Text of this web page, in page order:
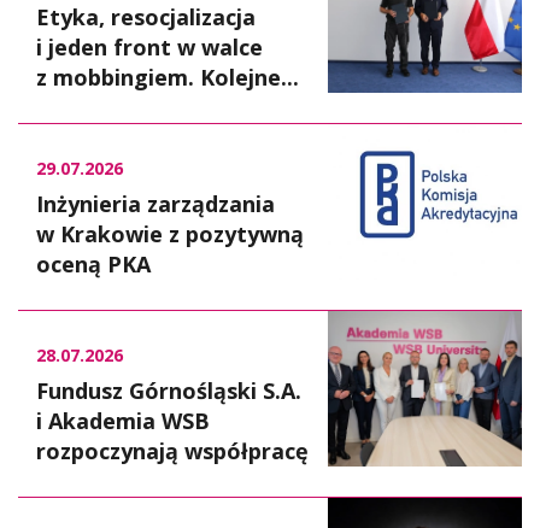
Etyka, resocjalizacja
i jeden front w walce
z mobbingiem. Kolejne...
29.07.2026
Inżynieria zarządzania
w Krakowie z pozytywną
oceną PKA
28.07.2026
Fundusz Górnośląski S.A.
i Akademia WSB
rozpoczynają współpracę